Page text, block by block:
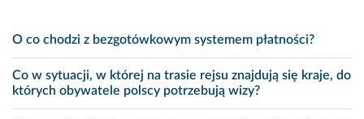
O co chodzi z bezgotówkowym systemem płatności?
Co w sytuacji, w której na trasie rejsu znajdują się kraje, do
których obywatele polscy potrzebują wizy?